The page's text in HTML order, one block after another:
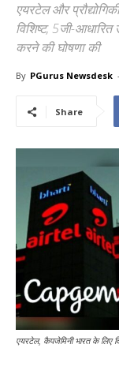
एयरटेल और
विशिष्ट, 5जी-
करने की घोषणा की
By PGurus Newsdesk -
Share
एयरटेल, कैपजेमिनी भारत के लिए